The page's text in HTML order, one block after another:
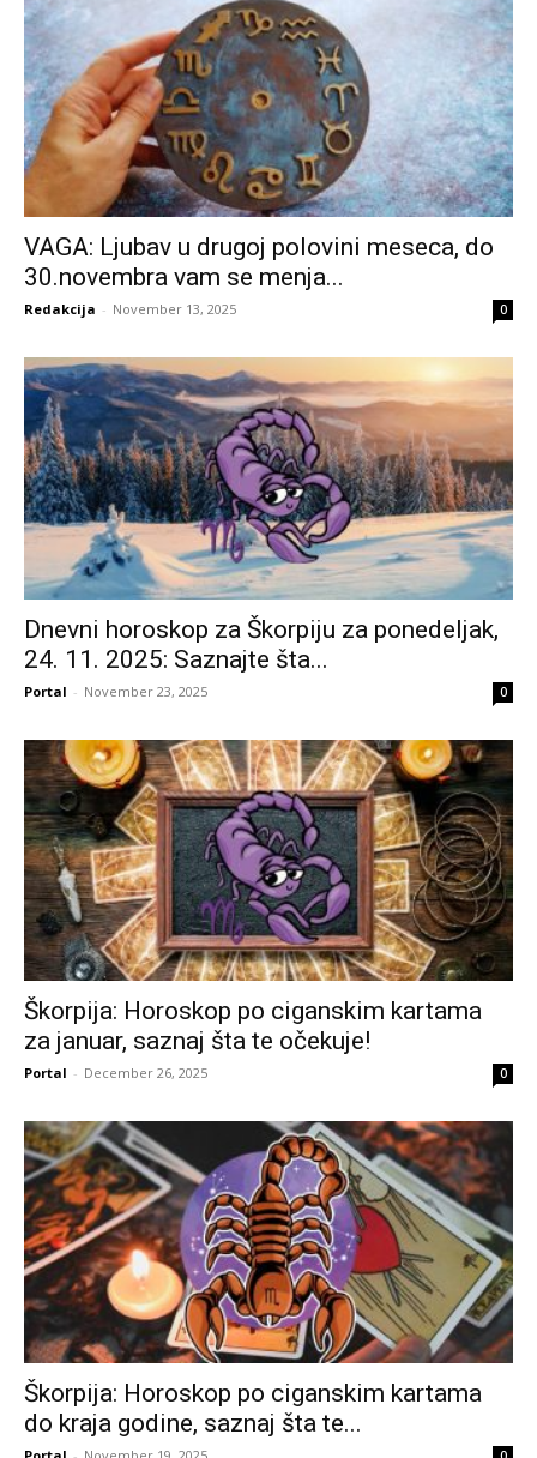
VAGA: Ljubav u drugoj polovini meseca, do
30.novembra vam se menja...
Redakcija - November 13, 2025 0
Dnevni horoskop za Škorpiju za ponedeljak,
24. 11. 2025: Saznajte šta...
Portal - November 23, 2025 0
Škorpija: Horoskop po ciganskim kartama
za januar, saznaj šta te očekuje!
Portal - December 26, 2025 0
Škorpija: Horoskop po ciganskim kartama
do kraja godine, saznaj šta te...